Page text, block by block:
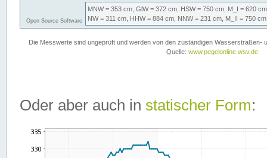
Oder aber auch in statischer Form: